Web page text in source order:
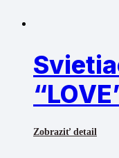
Zobraziť detail